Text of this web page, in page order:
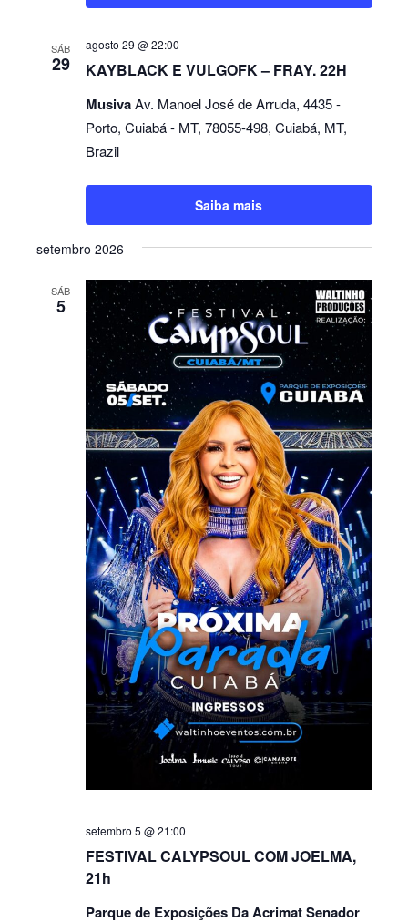
SÁB
29
agosto 29 @ 22:00
KAYBLACK E VULGOFK – FRAY. 22H
MusivaAv. Manoel José de Arruda, 4435 -
Porto, Cuiabá - MT, 78055-498, Cuiabá, MT,
Brazil
Saiba mais
setembro 2026
SÁB
5
setembro 5 @ 21:00
FESTIVAL CALYPSOUL COM JOELMA,
21h
Parque de Exposições Da Acrimat Senador